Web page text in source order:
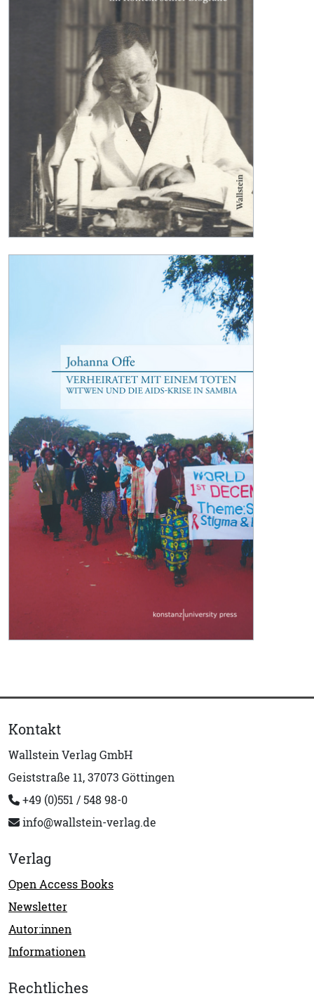
Kontakt
Wallstein Verlag GmbH
Geiststraße 11, 37073 Göttingen
+49 (0)551 / 548 98-0
info@wallstein-verlag.de
Verlag
Open Access Books
Newsletter
Autor:innen
Informationen
Rechtliches